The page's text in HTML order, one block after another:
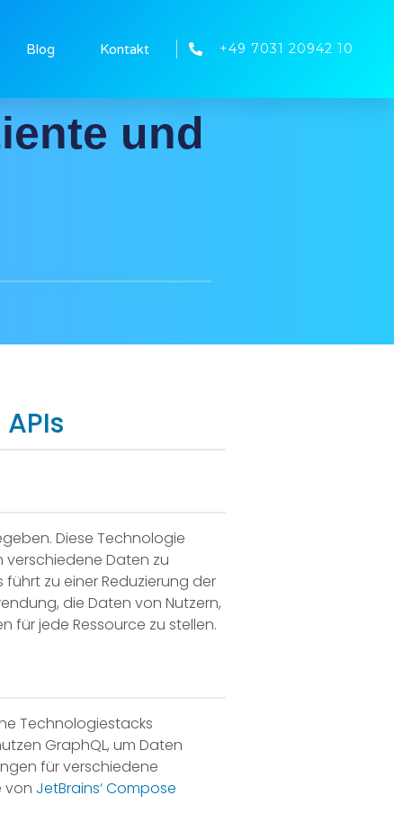
Blog Kontakt +49 7031 20942 10
und
Diese Technologie
verschiedene Daten zu
zu einer Reduzierung der
die Daten von Nutzern,
für jede Ressource zu stellen.
Technologiestacks
GraphQL, um Daten
für verschiedene
von JetBrains‘ Compose